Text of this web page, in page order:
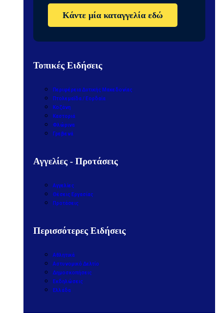
Κάντε μία καταγγελία εδώ
Τοπικές Ειδήσεις
Περιφέρεια Δυτικής Μακεδονίας
Πτολεμαΐδα / Εορδαία
Κοζάνη
Καστοριά
Φλώρινα
Γρεβενά
Αγγελίες - Προτάσεις
Αγγελίες
Θέσεις Εργασίας
Προτάσεις
Περισσότερες Ειδήσεις
Αθλητικά
Αστυνομικό Δελτίο
Δημοσκοπήσεις
Εκδηλώσεις
Ελλάδα